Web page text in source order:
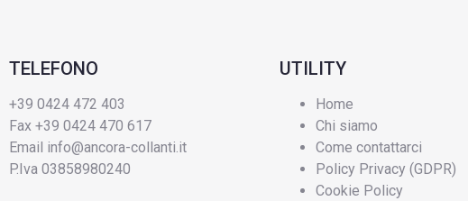
TELEFONO
+39 0424 472 403
Fax +39 0424 470 617
Email info@ancora-collanti.it
P.Iva 03858980240
UTILITY
Home
Chi siamo
Come contattarci
Policy Privacy (GDPR)
Cookie Policy